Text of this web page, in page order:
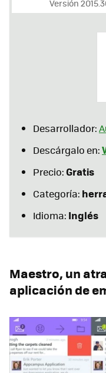
Versión
Desarrollador:
Descárgalo en:
Precio:Gratis
Categoría:
Idioma: Inglés
Maestro, un
aplicación de